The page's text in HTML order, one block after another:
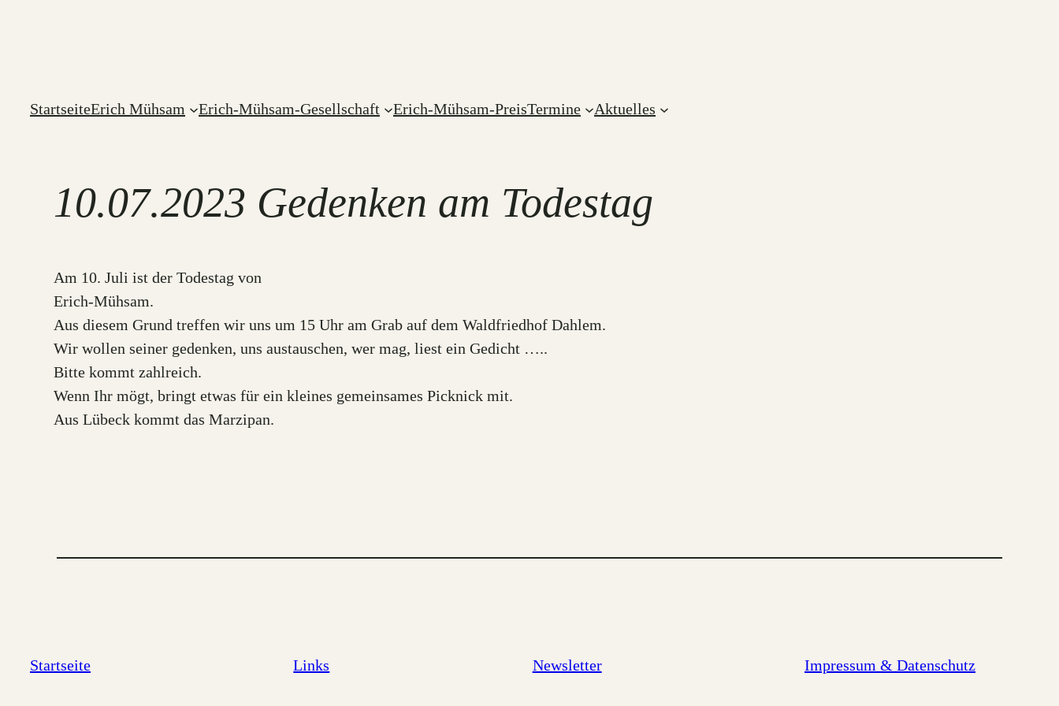
StartseiteErich Mühsam Erich-Mühsam-Gesellschaft Erich-Mühsam-PreisTermine Aktuelles
10.07.2023 Gedenken am Todestag
Am 10. Juli ist der Todestag von
Erich-Mühsam.
Aus diesem Grund treffen wir uns um 15 Uhr am Grab auf dem Waldfriedhof Dahlem.
Wir wollen seiner gedenken, uns austauschen, wer mag, liest ein Gedicht …..
Bitte kommt zahlreich.
Wenn Ihr mögt, bringt etwas für ein kleines gemeinsames Picknick mit.
Aus Lübeck kommt das Marzipan.
Startseite Links Newsletter Impressum & Datenschutz